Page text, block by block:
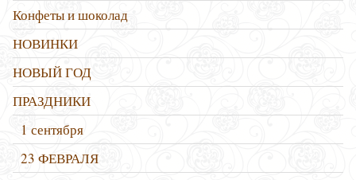
Конфеты и шоколад
НОВИНКИ
НОВЫЙ ГОД
ПРАЗДНИКИ
1 сентября
23 ФЕВРАЛЯ